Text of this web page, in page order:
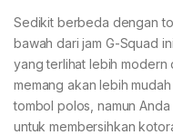
Sedikit berbeda dengan
bawah dari jam G-Squad
yang terlihat lebih modern
memang akan lebih
tombol polos, namun
untuk membersihkan